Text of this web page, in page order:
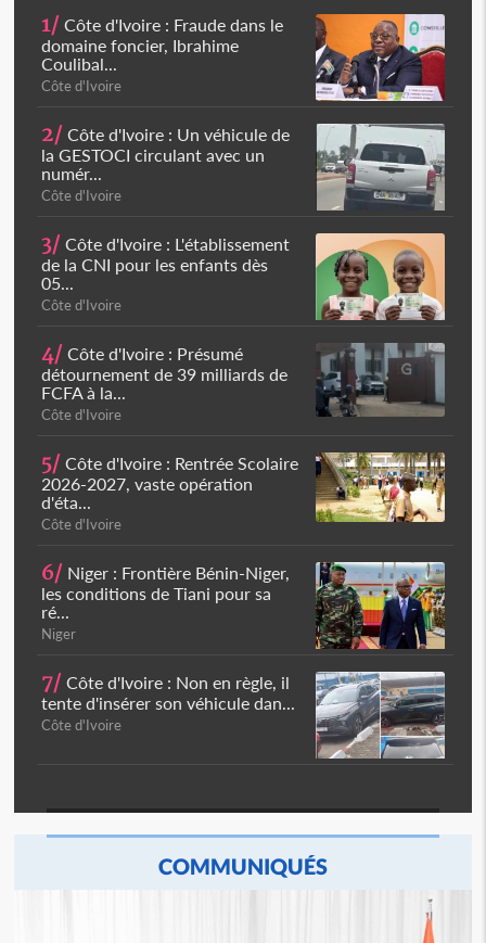
1/ Côte d'Ivoire : Fraude dans le
domaine foncier, Ibrahime
Coulibal...
Côte d'Ivoire
2/ Côte d'Ivoire : Un véhicule de
la GESTOCI circulant avec un
numér...
Côte d'Ivoire
3/ Côte d'Ivoire : L'établissement
de la CNI pour les enfants dès
05...
Côte d'Ivoire
4/ Côte d'Ivoire : Présumé
détournement de 39 milliards de
FCFA à la...
Côte d'Ivoire
5/ Côte d'Ivoire : Rentrée Scolaire
2026-2027, vaste opération
d'éta...
Côte d'Ivoire
6/ Niger : Frontière Bénin-Niger,
les conditions de Tiani pour sa
ré...
Niger
7/ Côte d'Ivoire : Non en règle, il
tente d'insérer son véhicule dan...
Côte d'Ivoire
COMMUNIQUÉS